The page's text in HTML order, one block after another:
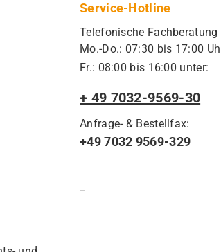
Service-Hotline
Telefonische Fachberatung
Mo.-Do.: 07:30 bis 17:00
Fr.: 08:00 bis 16:00 unter:
+ 49 7032-9569-30
Anfrage- & Bestellfax:
+49 7032 9569-329